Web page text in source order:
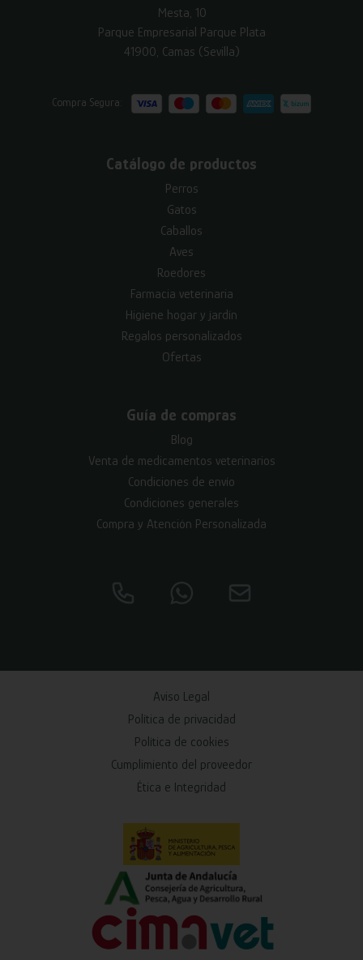
Mesta, 10
Parque Empresarial Parque Plata
41900, Camas (Sevilla)
Compra Segura:
Catálogo de productos
Perros
Gatos
Caballos
Aves
Roedores
Farmacia veterinaria
Higiene hogar y jardín
Regalos personalizados
Ofertas
Guía de compras
Blog
Venta de medicamentos veterinarios
Condiciones de envío
Condiciones generales
Compra y Atención Personalizada
Aviso Legal
Política de privacidad
Política de cookies
Cumplimiento del proveedor
Ética e Integridad